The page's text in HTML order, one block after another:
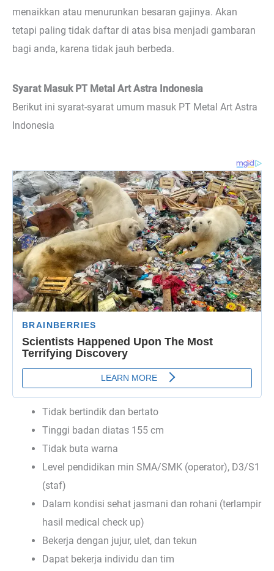
menaikkan atau menurunkan besaran gajinya. Akan
tetapi paling tidak daftar di atas bisa menjadi gambaran
bagi anda, karena tidak jauh berbeda.
Syarat Masuk PT Metal Art Astra Indonesia
Berikut ini syarat-syarat umum masuk PT Metal Art Astra
Indonesia
Tidak bertindik dan bertato
Tinggi badan diatas 155 cm
Tidak buta warna
Level pendidikan min SMA/SMK (operator), D3/S1
(staf)
Dalam kondisi sehat jasmani dan rohani (terlampir
hasil medical check up)
Bekerja dengan jujur, ulet, dan tekun
Dapat bekerja individu dan tim